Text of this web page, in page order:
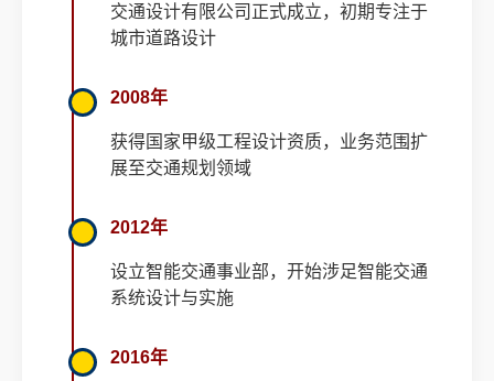
交通设计有限公司正式成立，初期专注于
城市道路设计
2008年
获得国家甲级工程设计资质，业务范围扩
展至交通规划领域
2012年
设立智能交通事业部，开始涉足智能交通
系统设计与实施
2016年